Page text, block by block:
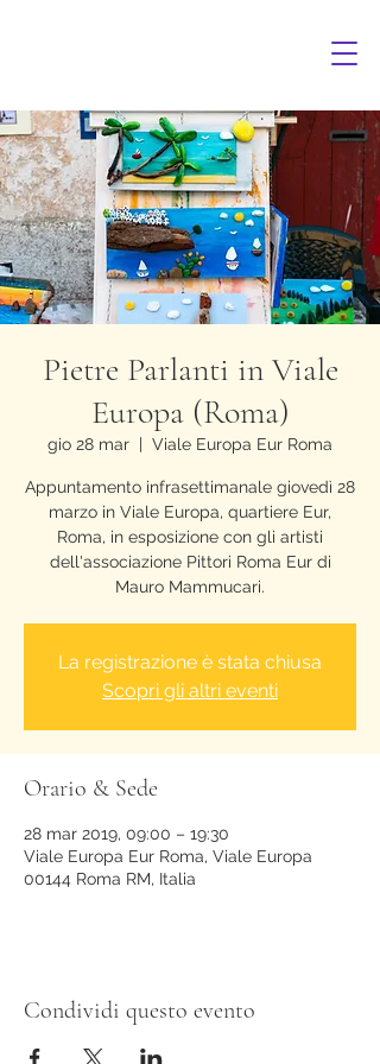
Pietre Parlanti in Viale
Europa (Roma)
gio 28 mar
  |
Viale Europa Eur Roma
Appuntamento infrasettimanale giovedì 28
marzo in Viale Europa, quartiere Eur,
Roma, in esposizione con gli artisti
dell'associazione Pittori Roma Eur di
Mauro Mammucari.
La registrazione è stata chiusa
Scopri gli altri eventi
Orario & Sede
28 mar 2019, 09:00 – 19:30
Viale Europa Eur Roma, Viale Europa
00144 Roma RM, Italia
Condividi questo evento